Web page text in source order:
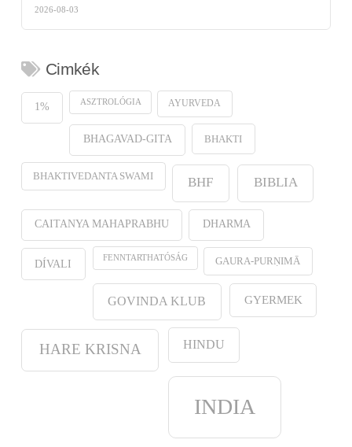
2026-08-03
Cimkék
1% ASZTROLÓGIA AYURVEDA
BHAGAVAD-GITA BHAKTI
BHAKTIVEDANTA SWAMI BHF BIBLIA
CAITANYA MAHAPRABHU DHARMA
DÍVALI FENNTARTHATÓSÁG GAURA-PURṆIMĀ
GOVINDA KLUB GYERMEK
HARE KRISNA HINDU
INDIA